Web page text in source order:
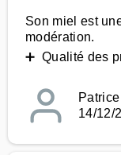
Son miel est
modération.
➕ Qualité des
14/12/